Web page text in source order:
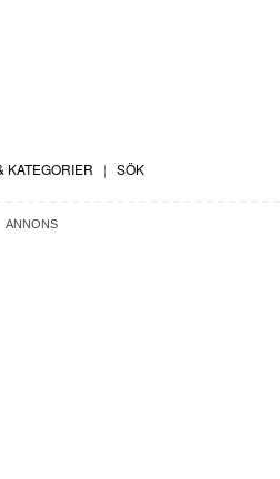
KATEGORIER | SÖK